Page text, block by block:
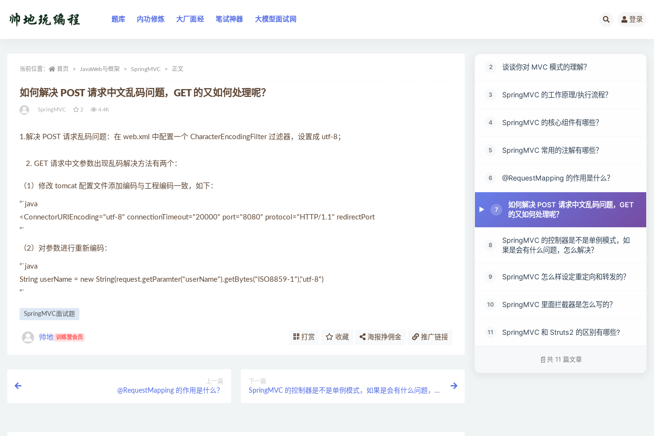
题库 内功修炼 大厂面经 笔试神器 大模型面试网 登录
当前位置： 首页 JavaWeb与框架 SpringMVC 正文
如何解决 POST 请求中文乱码问题，GET 的又如何处理呢？
SpringMVC 2 4.4K
1.解决 POST 请求乱码问题：在 web.xml 中配置一个 CharacterEncodingFilter 过滤器，设置成 utf-8；
GET 请求中文参数出现乱码解决方法有两个：
（1）修改 tomcat 配置文件添加编码与工程编码一致，如下：
“`java
<ConnectorURIEncoding="utf-8" connectionTimeout="20000" port="8080" protocol="HTTP/1.1" redirectPort
“`
（2）对参数进行重新编码：
“`java
String userName = new String(request.getParamter("userName").getBytes("ISO8859-1"),"utf-8")
“`
SpringMVC面试题
帅地 训练营会员 打赏 收藏 海报挣佣金 推广链接
上一篇
@RequestMapping 的作用是什么？
下一篇
SpringMVC 的控制器是不是单例模式，如果是会有什么问题，怎
2 谈谈你对 MVC 模式的理解？
3 SpringMVC 的工作原理/执行流程？
4 SpringMVC 的核心组件有哪些？
5 SpringMVC 常用的注解有哪些？
6 @RequestMapping 的作用是什么？
7
如何解决 POST 请求中文乱码问题，GET
的又如何处理呢？
8
SpringMVC 的控制器是不是单例模式，如
果是会有什么问题，怎么解决？
9 SpringMVC 怎么样设定重定向和转发的？
10 SpringMVC 里面拦截器是怎么写的？
11 SpringMVC 和 Struts2 的区别有哪些?
共 11 篇文章